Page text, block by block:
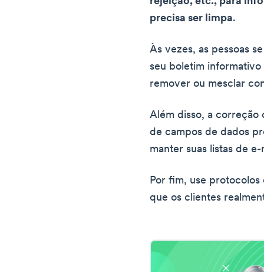
precisa ser limpa.
Às vezes, as pessoas
seu boletim
remover ou mesclar
Além disso, a correção
de campos de dados
manter suas listas de e-
Por fim, use
que os clientes